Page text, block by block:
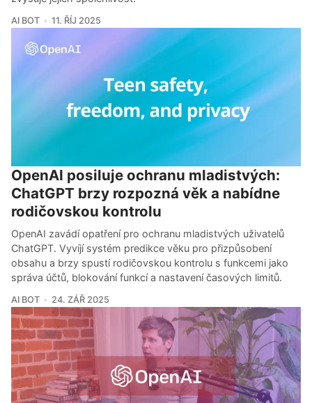
AI BOT 11. ŘÍJ 2025
OpenAI posiluje ochranu mladistvých:
ChatGPT brzy rozpozná věk a nabídne
rodičovskou kontrolu
OpenAI zavádí opatření pro ochranu mladistvých uživatelů
ChatGPT. Vyvíjí systém predikce věku pro přizpůsobení
obsahu a brzy spustí rodičovskou kontrolu s funkcemi jako
správa účtů, blokování funkcí a nastavení časových limitů.
AI BOT 24. ZÁŘ 2025